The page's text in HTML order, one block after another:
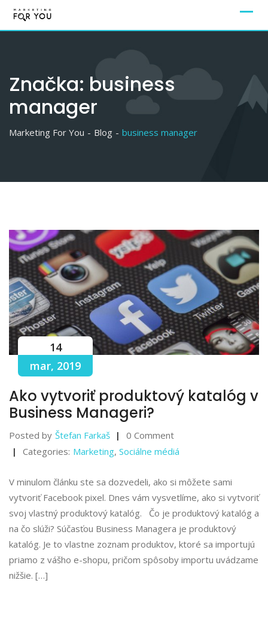
Značka: business
manager
Marketing For You - Blog - business manager
14
mar, 2019
Ako vytvoriť produktový katalóg v
Business Manageri?
Posted by Štefan Farkaš
0 Comment
Categories: Marketing, Sociálne médiá
V minulom článku ste sa dozvedeli, ako si môžete sami
vytvoriť Facebook pixel. Dnes vám vysvetlíme, ako si vytvoriť
svoj vlastný produktový katalóg. Čo je produktový katalóg a
na čo slúži? Súčasťou Business Managera je produktový
katalóg. Je to vlastne zoznam produktov, ktoré sa importujú
priamo z vášho e-shopu, pričom spôsoby importu uvádzame
nižšie. […]